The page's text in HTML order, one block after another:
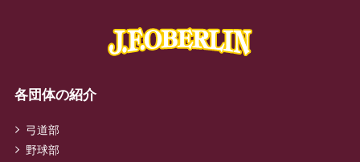
各団体の紹介
弓道部
野球部